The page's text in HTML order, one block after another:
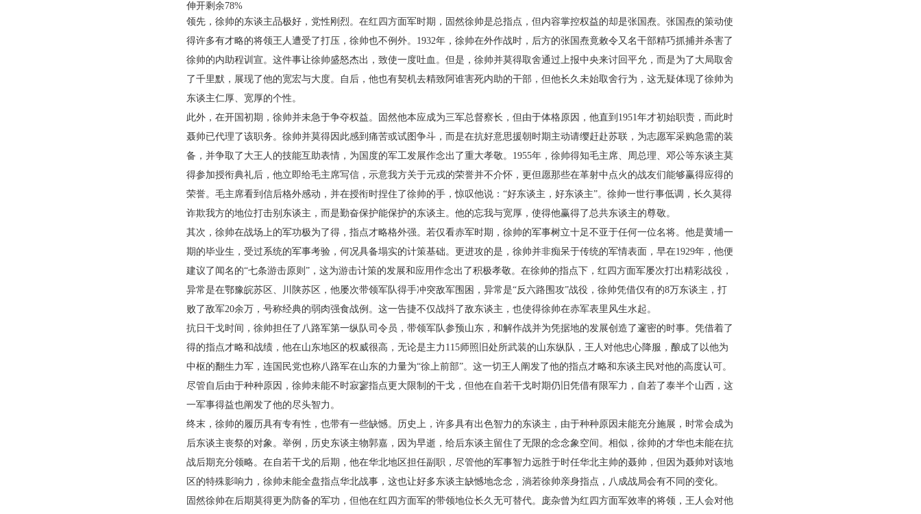
伸开剩余78%
领先，徐帅的东谈主品极好，党性刚烈。在红四方面军时期，固然徐帅是总指点，但内容掌控权益的却是张国焘。张国焘的策动使
得许多有才略的将领王人遭受了打压，徐帅也不例外。1932年，徐帅在外作战时，后方的张国焘竟敕令又名干部精巧抓捕并杀害了
徐帅的内助程训宣。这件事让徐帅盛怒杰出，致使一度吐血。但是，徐帅并莫得取舍通过上报中央来讨回平允，而是为了大局取舍
了千里默，展现了他的宽宏与大度。自后，他也有契机去精致阿谁害死内助的干部，但他长久未始取舍行为，这无疑体现了徐帅为
东谈主仁厚、宽厚的个性。
此外，在开国初期，徐帅并未急于争夺权益。固然他本应成为三军总督察长，但由于体格原因，他直到1951年才初始职责，而此时
聂帅已代理了该职务。徐帅并莫得因此感到痛苦或试图争斗，而是在抗好意思援朝时期主动请缨赶赴苏联，为志愿军采购急需的装
备，并争取了大王人的技能互助表情，为国度的军工发展作念出了重大孝敬。1955年，徐帅得知毛主席、周总理、邓公等东谈主莫
得参加授衔典礼后，他立即给毛主席写信，示意我方关于元戎的荣誉并不介怀，更但愿那些在革射中点火的战友们能够赢得应得的
荣誉。毛主席看到信后格外感动，并在授衔时捏住了徐帅的手，惊叹他说：“好东谈主，好东谈主”。徐帅一世行事低调，长久莫得
诈欺我方的地位打击别东谈主，而是勤奋保护能保护的东谈主。他的忘我与宽厚，使得他赢得了总共东谈主的尊敬。
其次，徐帅在战场上的军功极为了得，指点才略格外强。若仅看赤军时期，徐帅的军事树立十足不亚于任何一位名将。他是黄埔一
期的毕业生，受过系统的军事考验，何况具备塌实的计策基础。更进攻的是，徐帅并非痴呆于传统的军情表面，早在1929年，他便
建议了闻名的“七条游击原则”，这为游击计策的发展和应用作念出了积极孝敬。在徐帅的指点下，红四方面军屡次打出精彩战役，
异常是在鄂豫皖苏区、川陕苏区，他屡次带领军队得手冲突敌军围困，异常是“反六路围攻”战役，徐帅凭借仅有的8万东谈主，打
败了敌军20余万，号称经典的弱肉强食战例。这一告捷不仅战抖了敌东谈主，也使得徐帅在赤军表里风生水起。
抗日干戈时间，徐帅担任了八路军第一纵队司令员，带领军队参预山东，和解作战并为凭据地的发展创造了邃密的时事。凭借着了
得的指点才略和战绩，他在山东地区的权威很高，无论是主力115师照旧处所武装的山东纵队，王人对他忠心降服，酿成了以他为
中枢的翻生力军，连国民党也称八路军在山东的力量为“徐上前部”。这一切王人阐发了他的指点才略和东谈主民对他的高度认可。
尽管自后由于种种原因，徐帅未能不时寂寥指点更大限制的干戈，但他在自若干戈时期仍旧凭借有限军力，自若了泰半个山西，这
一军事得益也阐发了他的尽头智力。
终末，徐帅的履历具有专有性，也带有一些缺憾。历史上，许多具有出色智力的东谈主，由于种种原因未能充分施展，时常会成为
后东谈主丧祭的对象。举例，历史东谈主物郭嘉，因为早逝，给后东谈主留住了无限的念念象空间。相似，徐帅的才华也未能在抗
战后期充分领略。在自若干戈的后期，他在华北地区担任副职，尽管他的军事智力远胜于时任华北主帅的聂帅，但因为聂帅对该地
区的特殊影响力，徐帅未能全盘指点华北战事，这也让好多东谈主缺憾地念念，淌若徐帅亲身指点，八成战局会有不同的变化。
固然徐帅在后期莫得更为防备的军功，但他在红四方面军的带领地位长久无可替代。庞杂曾为红四方面军效率的将领，王人会对他